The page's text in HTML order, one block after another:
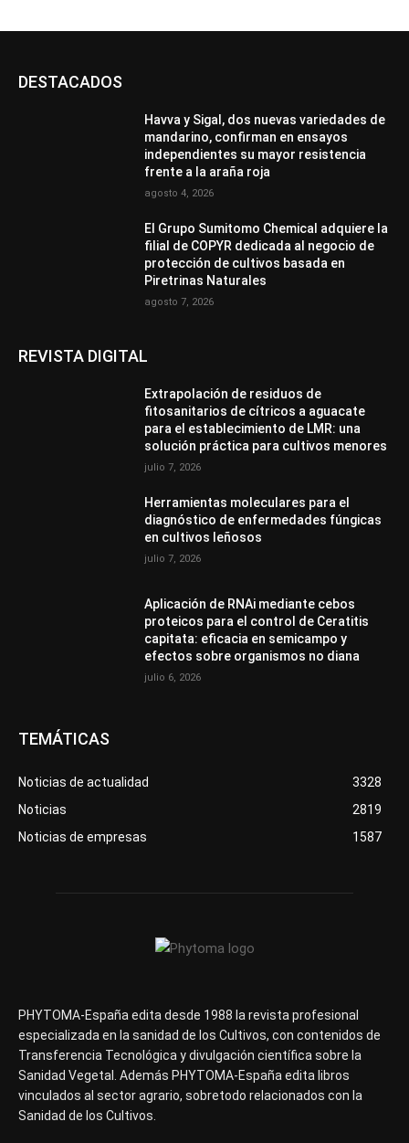
DESTACADOS
Havva y Sigal, dos nuevas variedades de
mandarino, confirman en ensayos
independientes su mayor resistencia
frente a la araña roja
agosto 4, 2026
El Grupo Sumitomo Chemical adquiere la
filial de COPYR dedicada al negocio de
protección de cultivos basada en
Piretrinas Naturales
agosto 7, 2026
REVISTA DIGITAL
Extrapolación de residuos de
fitosanitarios de cítricos a aguacate
para el establecimiento de LMR: una
solución práctica para cultivos menores
julio 7, 2026
Herramientas moleculares para el
diagnóstico de enfermedades fúngicas
en cultivos leñosos
julio 7, 2026
Aplicación de RNAi mediante cebos
proteicos para el control de Ceratitis
capitata: eficacia en semicampo y
efectos sobre organismos no diana
julio 6, 2026
TEMÁTICAS
Noticias de actualidad
3328
Noticias
2819
Noticias de empresas
1587
PHYTOMA-España edita desde 1988 la revista profesional
especializada en la sanidad de los Cultivos, con contenidos de
Transferencia Tecnológica y divulgación científica sobre la
Sanidad Vegetal. Además PHYTOMA-España edita libros
vinculados al sector agrario, sobretodo relacionados con la
Sanidad de los Cultivos.